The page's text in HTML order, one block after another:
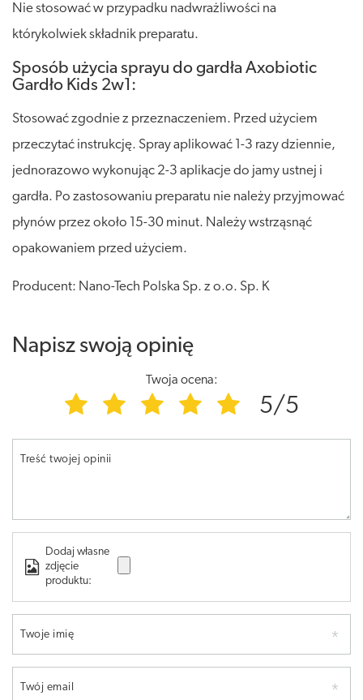
Nie stosować w przypadku nadwrażliwości na
którykolwiek składnik preparatu.
Sposób użycia sprayu do gardła Axobiotic
Gardło Kids 2w1:
Stosować zgodnie z przeznaczeniem. Przed użyciem
przeczytać instrukcję. Spray aplikować 1-3 razy dziennie,
jednorazowo wykonując 2-3 aplikacje do jamy ustnej i
gardła. Po zastosowaniu preparatu nie należy przyjmować
płynów przez około 15-30 minut. Należy wstrząsnąć
opakowaniem przed użyciem.
Producent: Nano-Tech Polska Sp. z o.o. Sp. K
Napisz swoją opinię
Twoja ocena:
5/5
Treść twojej opinii
Dodaj własne
zdjęcie
produktu:
Twoje imię
Twój email